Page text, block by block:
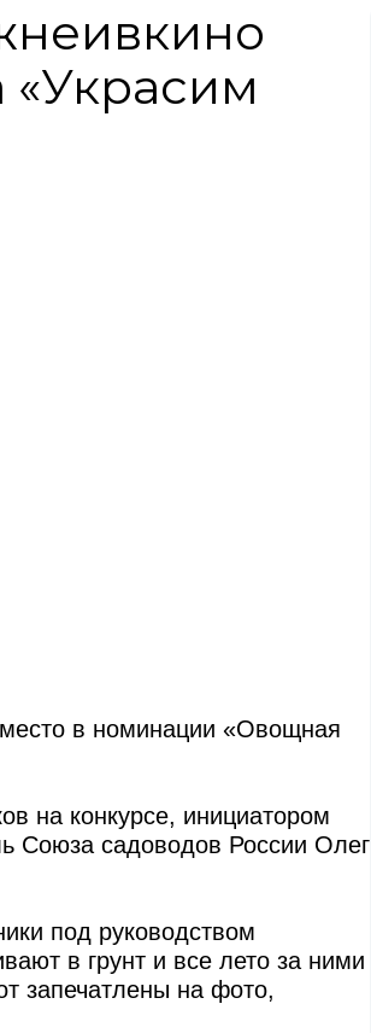
«Украсим
в номинации «Овощная
на конкурсе, инициатором
Союза садоводов России Олег
под руководством
в грунт и все лето за ними
запечатлены на фото,